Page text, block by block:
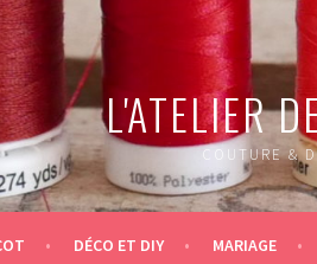
L'ATELIER
COUTURE &
DÉCO ET DIY MARIAGE